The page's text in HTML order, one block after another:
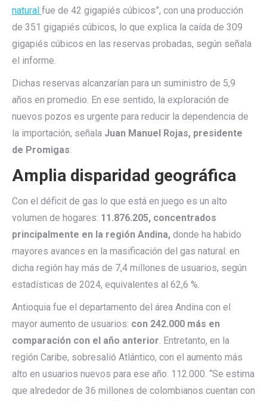
natural fue de 42 gigapiés cúbicos”, con una producción
de 351 gigapiés cúbicos, lo que explica la caída de 309
gigapiés cúbicos en las reservas probadas, según señala
el informe.
Dichas reservas alcanzarían para un suministro de 5,9
años en promedio. En ese sentido, la exploración de
nuevos pozos es urgente para reducir la dependencia de
la importación, señala Juan Manuel Rojas, presidente
de Promigas.
Amplia disparidad geográfica
Con el déficit de gas lo que está en juego es un alto
volumen de hogares: 11.876.205, concentrados
principalmente en la región Andina, donde ha habido
mayores avances en la masificación del gas natural: en
dicha región hay más de 7,4 millones de usuarios, según
estadísticas de 2024, equivalentes al 62,6 %.
Antioquia fue el departamento del área Andina con el
mayor aumento de usuarios: con 242.000 más en
comparación con el año anterior. Entretanto, en la
región Caribe, sobresalió Atlántico, con el aumento más
alto en usuarios nuevos para ese año: 112.000. “Se estima
que alrededor de 36 millones de colombianos cuentan con